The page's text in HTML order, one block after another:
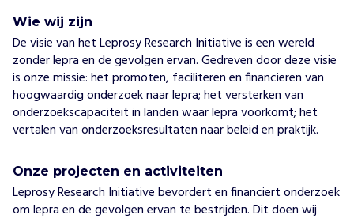
Wie wij zijn
De visie van het Leprosy Research Initiative is een wereld
zonder lepra en de gevolgen ervan. Gedreven door deze visie
is onze missie: het promoten, faciliteren en financieren van
hoogwaardig onderzoek naar lepra; het versterken van
onderzoekscapaciteit in landen waar lepra voorkomt; het
vertalen van onderzoeksresultaten naar beleid en praktijk.
Onze projecten en activiteiten
Leprosy Research Initiative bevordert en financiert onderzoek
om lepra en de gevolgen ervan te bestrijden. Dit doen wij